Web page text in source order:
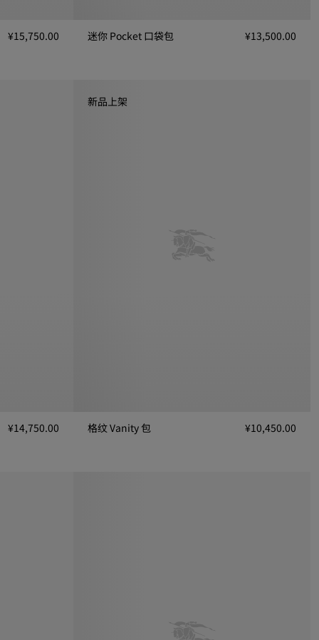
¥15,750.00 迷你 Pocket 口袋包
¥13,500.00
¥14,750.00
新品上架
格纹 Vanity 包
¥10,450.00